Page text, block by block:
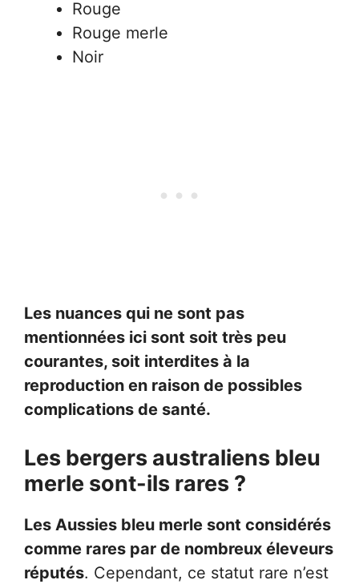
Rouge
Rouge merle
Noir
Les nuances qui ne sont pas
mentionnées ici sont soit très peu
courantes, soit interdites à la
reproduction en raison de possibles
complications de santé.
Les bergers australiens bleu
merle sont-ils rares ?
Les Aussies bleu merle sont considérés
comme rares par de nombreux éleveurs
réputés. Cependant, ce statut rare n’est